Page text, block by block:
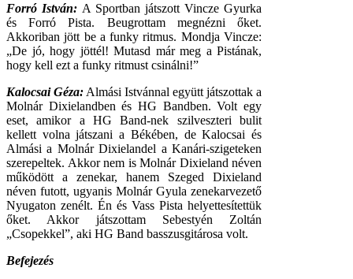
Forró István: A Sportban játszott Vincze Gyurka
és Forró Pista. Beugrottam megnézni őket.
Akkoriban jött be a funky ritmus. Mondja Vincze:
„De jó, hogy jöttél! Mutasd már meg a Pistának,
hogy kell ezt a funky ritmust csinálni!”
Kalocsai Géza: Almási Istvánnal együtt játszottak a
Molnár Dixielandben és HG Bandben. Volt egy
eset, amikor a HG Band-nek szilveszteri bulit
kellett volna játszani a Békében, de Kalocsai és
Almási a Molnár Dixielandel a Kanári-szigeteken
szerepeltek. Akkor nem is Molnár Dixieland néven
működött a zenekar, hanem Szeged Dixieland
néven futott, ugyanis Molnár Gyula zenekarvezető
Nyugaton zenélt. Én és Vass Pista helyettesítettük
őket. Akkor játszottam Sebestyén Zoltán
„Csopekkel”, aki HG Band basszusgitárosa volt.
Befejezés